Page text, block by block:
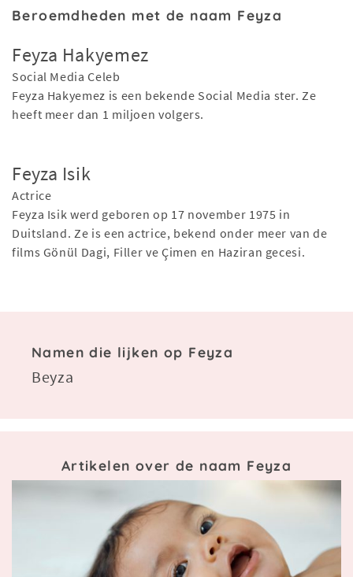
Beroemdheden met de naam Feyza
Feyza Hakyemez
Social Media Celeb
Feyza Hakyemez is een bekende Social Media ster. Ze
heeft meer dan 1 miljoen volgers.
Feyza Isik
Actrice
Feyza Isik werd geboren op 17 november 1975 in
Duitsland. Ze is een actrice, bekend onder meer van de
films Gönül Dagi, Filler ve Çimen en Haziran gecesi.
Namen die lijken op Feyza
Beyza
Artikelen over de naam Feyza